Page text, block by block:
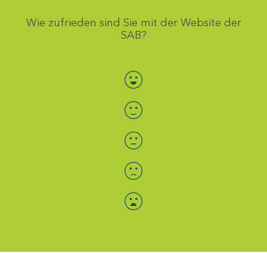
Wie zufrieden sind Sie mit der Website der
SAB?
Bewertung auswählen